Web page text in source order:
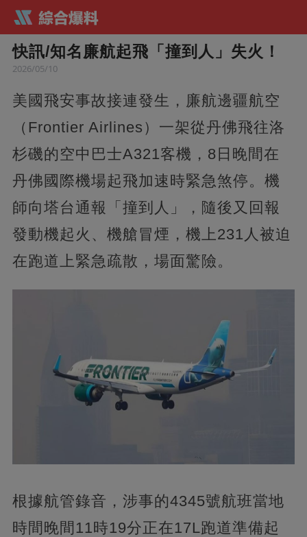
快訊/知名廉航起飛「撞到人」失火！
2026/05/10
美國飛安事故接連發生，廉航邊疆航空
（Frontier Airlines）一架從丹佛飛往洛
杉磯的空中巴士A321客機，8日晚間在
丹佛國際機場起飛加速時緊急煞停。機
師向塔台通報「撞到人」，隨後又回報
發動機起火、機艙冒煙，機上231人被迫
在跑道上緊急疏散，場面驚險。
根據航管錄音，涉事的4345號航班當地
時間晚間11時19分正在17L跑道準備起